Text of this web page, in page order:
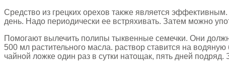
Средство из грецких орехов также является
день. Надо периодически ее встряхивать. Затем можно
Помогают вылечить полипы тыквенные семечки. Они
500 мл растительного масла. раствор ставится на
чайной ложке один раз в сутки натощак, пять дней